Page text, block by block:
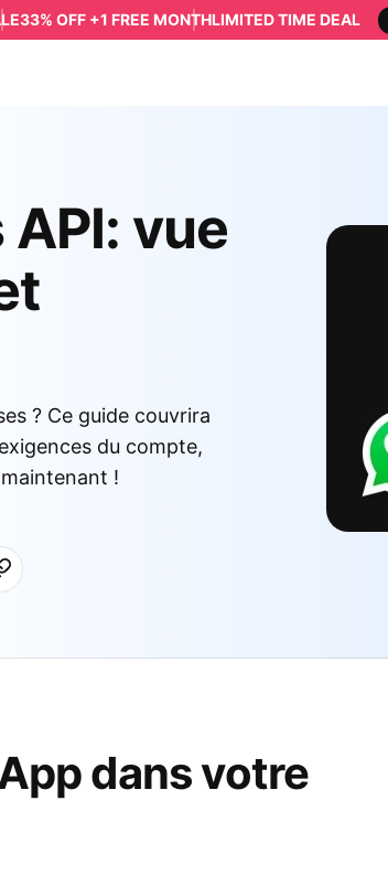
33% OFF +1 FREE MONTHLIMITED TIME DEAL
vue
? Ce guide couvrira
du compte,
!
dans votre